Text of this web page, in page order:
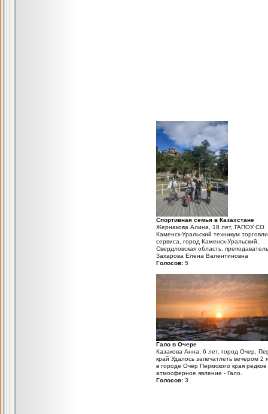
Спортивная семья в Казахстане
Жернакова Алина, 18 лет, ГАПОУ СО
Каменск-Уральский техникум
сервиса, город Каменск-Уральский,
Свердловская область,
Захарова Елена Валентиновна
Голосов: 5
Гало в Очере
Казакова Анна, 6 лет, город Очер,
край Удалось запечатлеть вечером 2
в городе Очер Пермского края редкое
атмосферное явление - Гало.
Голосов: 3